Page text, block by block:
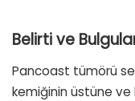
Belirti ve
Pancoast tümörü
kemiğinin üstüne ve